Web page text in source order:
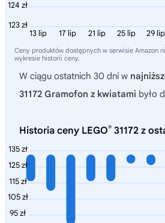
124 zł
123 zł
29 lip
25 lip
21 lip
17 lip
13 lip
Ceny produktów dostępnych w serwisie Amazon
wykresie historii ceny.
W ciągu ostatnich 30 dni w
31172 Gramofon z kwiatami było
Historia ceny LEGO® 31172 z
135 zł
125 zł
115 zł
105 zł
95 zł